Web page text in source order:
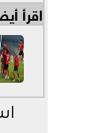
اقرأ